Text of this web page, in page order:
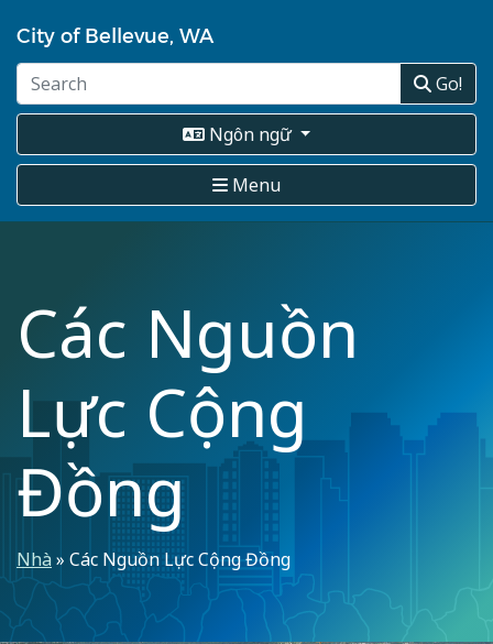
đến
nội
dung
City of Bellevue, WA
Go!
Ngôn ngữ
Menu
Các Nguồn
Lực Cộng
Đồng
Breadcrumb
Nhà Các Nguồn Lực Cộng Đồng